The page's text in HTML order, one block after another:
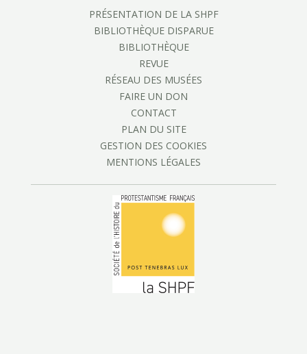
PRÉSENTATION DE LA SHPF
BIBLIOTHÈQUE DISPARUE
BIBLIOTHÈQUE
REVUE
RÉSEAU DES MUSÉES
FAIRE UN DON
CONTACT
PLAN DU SITE
GESTION DES COOKIES
MENTIONS LÉGALES